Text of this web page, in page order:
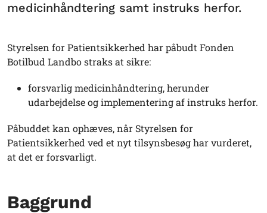
medicinhåndtering samt instruks herfor.
Styrelsen for Patientsikkerhed har påbudt Fonden
Botilbud Landbo straks at sikre:
forsvarlig medicinhåndtering, herunder
udarbejdelse og implementering af instruks herfor.
Påbuddet kan ophæves, når Styrelsen for
Patientsikkerhed ved et nyt tilsynsbesøg har vurderet,
at det er forsvarligt.
Baggrund